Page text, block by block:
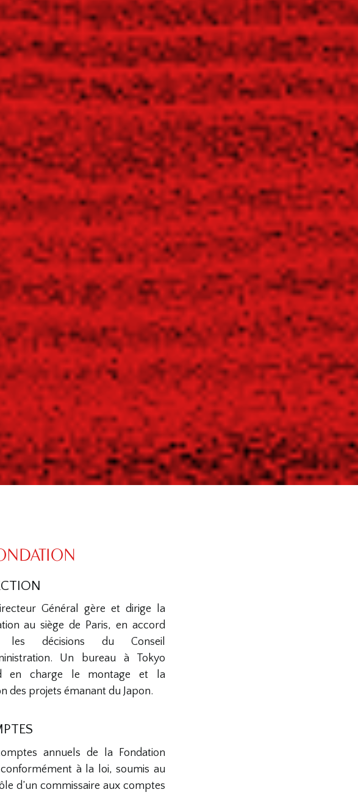
Général gère et dirige la
au siège de Paris, en accord
les décisions du Conseil
Un bureau à Tokyo
en charge le montage et la
des projets émanant du Japon.
annuels de la Fondation
à la loi, soumis au
d’un commissaire aux comptes